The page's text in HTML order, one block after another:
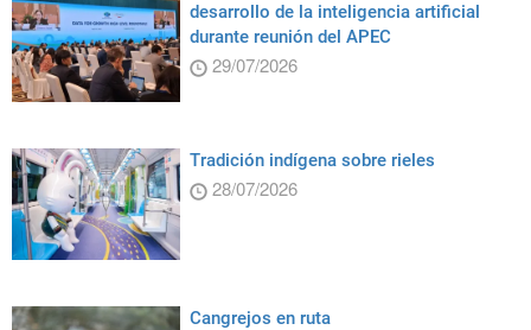
desarrollo de la inteligencia artificial
durante reunión del APEC
29/07/2026
Tradición indígena sobre rieles
28/07/2026
Cangrejos en ruta